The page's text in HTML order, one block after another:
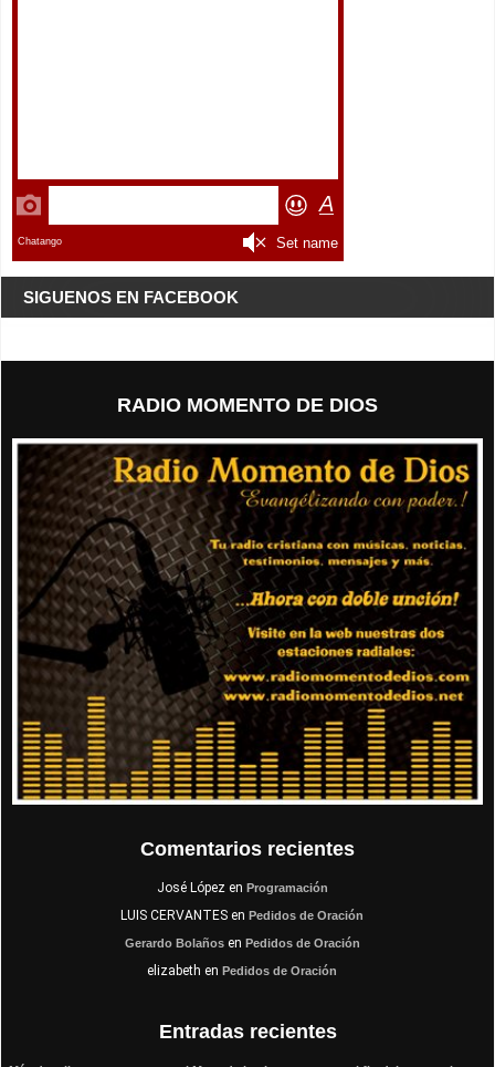
SIGUENOS EN FACEBOOK
RADIO MOMENTO DE DIOS
Comentarios recientes
José López en Programación
LUIS CERVANTES en Pedidos de Oración
Gerardo Bolañosen Pedidos de Oración
elizabeth en Pedidos de Oración
Entradas recientes